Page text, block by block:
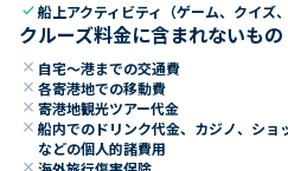
check船上アクティビティ（ゲーム、クイズ
クルーズ料金に含まれないもの
close 自宅～港までの交通費
close 各寄港地での移動費
close 寄港地観光ツアー代金
close 船内でのドリンク代金、カジノ、シ
などの個人的諸費用